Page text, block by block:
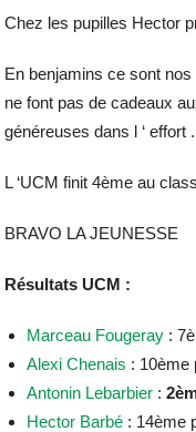
Chez les pupilles Hector
En benjamins ce sont
ne font pas de cadeaux
généreuses dans l ‘ effort .
L ‘UCM finit 4ème au
BRAVO LA JEUNESSE
Résultats UCM :
Marceau Fougeray :
Alexi Chenais : 10ème
Antonin Lebarbier :
Hector Barbé : 14ème